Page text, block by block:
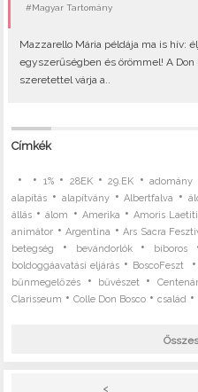
#Magyar Tartomány
Mazzarello Mária példája ma is hív:
egyszerűségben és örömmel! A
szeretettel várja a..
Címkék
• • 1%• 28EK•29.EK •adomány
alapítás • alapítvány•Albertfalva •
állás •álom • Amerika • Amoris
animátor •Argentína •Ars Sacra
betegség • bevándorlók• bíboros
boldoggáavatási eljárás • BoscoFeszt •
bűnmegelőzés • bűvészet•
Clarisseum •Colle Don Bosco •család •
<